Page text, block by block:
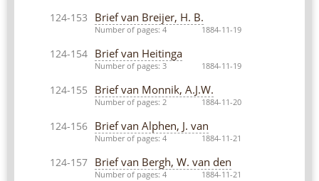
124-153 Brief van Breijer, H. B.
Number of pages: 4 1884-11-19
124-154 Brief van Heitinga
Number of pages: 3 1884-11-19
124-155 Brief van Monnik, A.J.W.
Number of pages: 2 1884-11-20
124-156 Brief van Alphen, J. van
Number of pages: 4 1884-11-21
124-157 Brief van Bergh, W. van den
Number of pages: 4 1884-11-21